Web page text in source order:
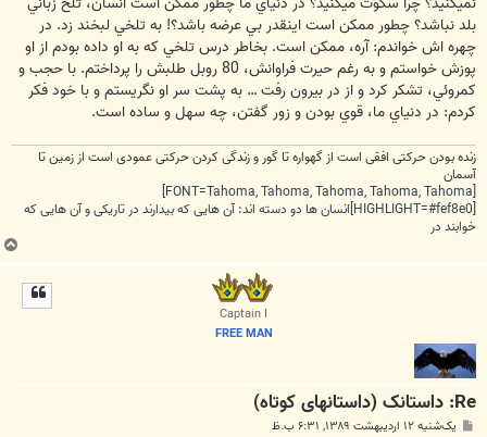
بلد نباشد؟ چطور ممكن است اينقدر بي عرضه باشد؟! به تلخي لبخند زد. در
چهره اش خواندم: آره، ممكن است. بخاطر درس تلخي كه به او داده بودم از او
پوزش خواستم و به رغم حيرت فراوانش، 80 روبل طلبش را پرداختم. با حجب و
كمروئي، تشكر كرد و از در بيرون رفت … به پشت سر او نگريستم و با خود فكر
كردم: در دنياي ما، قوي بودن و زور گفتن، چه سهل و ساده است.
زنده بودن حرکتی افقی است از گهواره تا گور و زندگی کردن حرکتی عمودی است از زمین تا
آسمان
[FONT=Tahoma, Tahoma, Tahoma, Tahoma, Tahoma]
[HIGHLIGHT=#fef8e0]انسان ها دو دسته اند: آن هایی که بیدارند در تاریکی و آن هایی که
خوابند در
ب
ا
Captain I
FREE MAN
Re: داستانک (داستانهای کوتاه)
پ یک‌شنبه ۱۲ اردیبهشت ۱۳۸۹, ۶:۳۱ ب.ظ